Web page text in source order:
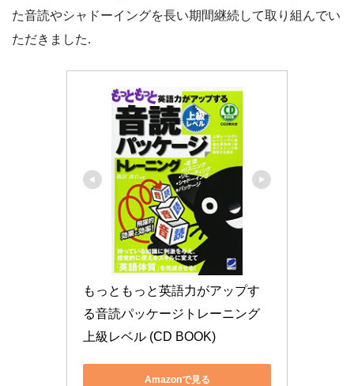
た音読やシャドーイングを長い期間継続して取り組んでい
ただきました.
もっともっと英語力がアップす
る音読パッケージトレーニング
上級レベル (CD BOOK)
Amazonで見る